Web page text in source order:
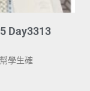
Day3313
學生確